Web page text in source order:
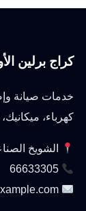
كراج برلين
خدمات صيانة
كهرباء،
الشويخ
66633305
info@example.com